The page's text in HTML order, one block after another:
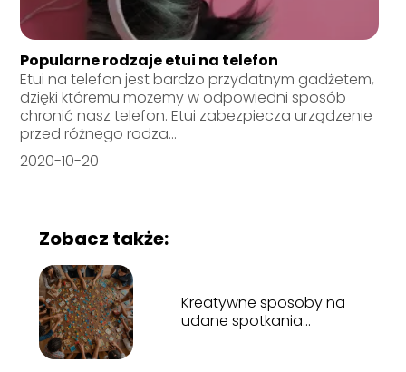
Popularne rodzaje etui na telefon
Etui na telefon jest bardzo przydatnym gadżetem,
dzięki któremu możemy w odpowiedni sposób
chronić nasz telefon. Etui zabezpiecza urządzenie
przed różnego rodza...
2020-10-20
Zobacz także:
Kreatywne sposoby na
udane spotkania